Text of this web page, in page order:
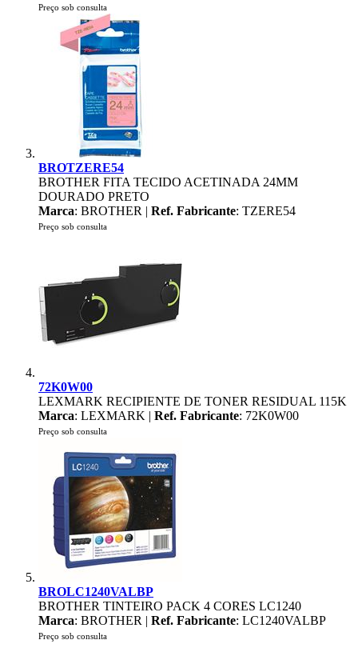
Preço sob consulta
BROTZERE54
BROTHER FITA TECIDO ACETINADA 24MM
DOURADO PRETO
Marca: BROTHER | Ref. Fabricante: TZERE54
Preço sob consulta
72K0W00
LEXMARK RECIPIENTE DE TONER RESIDUAL 115K
Marca: LEXMARK | Ref. Fabricante: 72K0W00
Preço sob consulta
BROLC1240VALBP
BROTHER TINTEIRO PACK 4 CORES LC1240
Marca: BROTHER | Ref. Fabricante: LC1240VALBP
Preço sob consulta